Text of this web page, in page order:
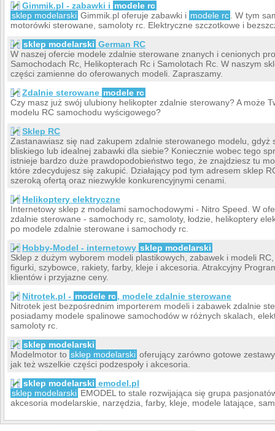
Gimmik.pl - zabawki i modele rc
sklep modelarski Gimmik.pl oferuje zabawki i modele rc
. W tym
motorówki sterowane, samoloty rc. Elektryczne szczotkowe i
sklep modelarski German RC
W naszej ofercie modele zdalnie sterowane znanych i cenionych
Samochodach Rc, Helikopterach Rc i Samolotach Rc. W naszym
części zamienne do oferowanych modeli. Zapraszamy.
Zdalnie sterowane modele rc
Czy masz już swój ulubiony helikopter zdalnie sterowany? A może
modelu RC samochodu wyścigowego?
Sklep RC
Zastanawiasz się nad zakupem zdalnie sterowanego modelu,
bliskiego lub idealnej zabawki dla siebie? Koniecznie wobec tego
istnieje bardzo duże prawdopodobieństwo tego, że znajdziesz tu
które zdecydujesz się zakupić. Działający pod tym adresem sklep
szeroką ofertą oraz niezwykle konkurencyjnymi cenami.
Helikoptery elektryczne
Internetowy sklep z modelami samochodowymi - Nitro Speed. W
zdalnie sterowane - samochody rc, samoloty, łodzie, helikoptery
po modele zdalnie sterowane i samochody rc.
Hobby-Model - internetowy sklep modelarski
Sklep z dużym wyborem modeli plastikowych, zabawek i modeli
figurki, szybowce, rakiety, farby, kleje i akcesoria. Atrakcyjny
klientów i przyjazne ceny.
Nitrotek.pl - modele rc, modele zdalnie sterowane
Nitrotek jest bezpośrednim importerem modeli i zabawek zdalnie
posiadamy modele spalinowe samochodów w różnych skalach,
samoloty rc.
sklep modelarski
Modelmotor to sklep modelarski oferujący zarówno gotowe
jak też wszelkie części podzespoły i akcesoria.
sklep modelarski emodel.pl
sklep modelarski EMODEL to stale rozwijająca się grupa
akcesoria modelarskie, narzędzia, farby, kleje, modele latające,